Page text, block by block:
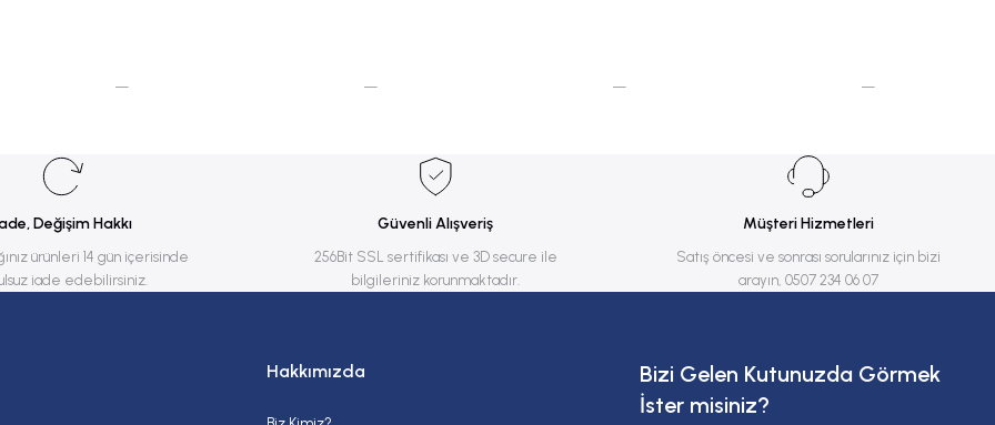
Değişim Hakkı
ürünleri 14 gün içerisinde
iade edebilirsiniz.
Güvenli Alışveriş
256Bit SSL sertifikası ve 3D secure ile
bilgileriniz korunmaktadır.
Müşteri Hizmetleri
Satış öncesi ve sonrası sorularınız için bizi
arayın, 0507 234 06 07
Hakkımızda
Bizi Gelen Kutunuzda Görmek
İster misiniz?